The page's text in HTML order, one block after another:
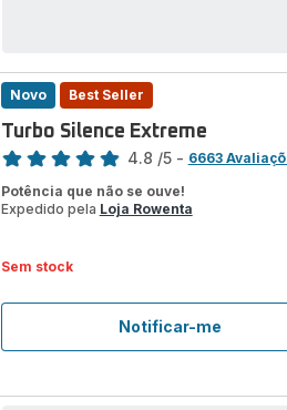
Notificar-me
Turbo
Novo Best Seller
Turbo Silence Extreme
Classificação
4.8 /5 - 6663
Potência que não se ouve!
Expedido pela Loja Rowenta
Sem stock